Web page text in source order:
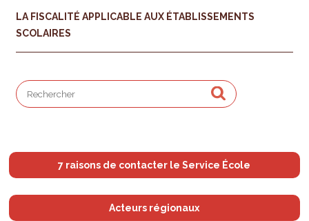
LA FISCALITÉ APPLICABLE AUX ÉTABLISSEMENTS
SCOLAIRES
7 raisons de contacter le Service École
Acteurs régionaux